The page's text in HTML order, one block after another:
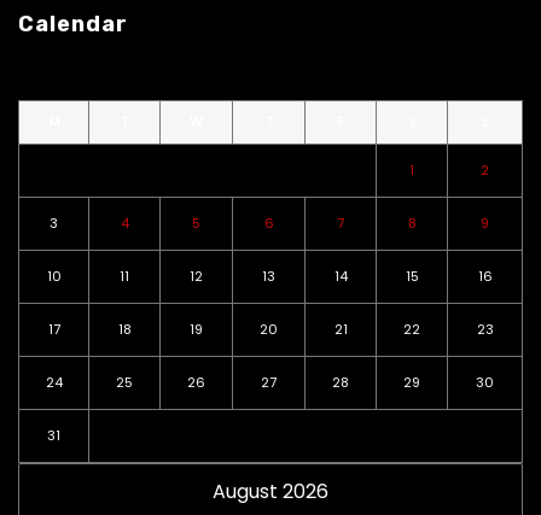
Calendar
August 2026
1 2
3 4 5 6 7 8 9
10 11 12 13 14 15 16
17 18 19 20 21 22 23
24 25 26 27 28 29 30
31